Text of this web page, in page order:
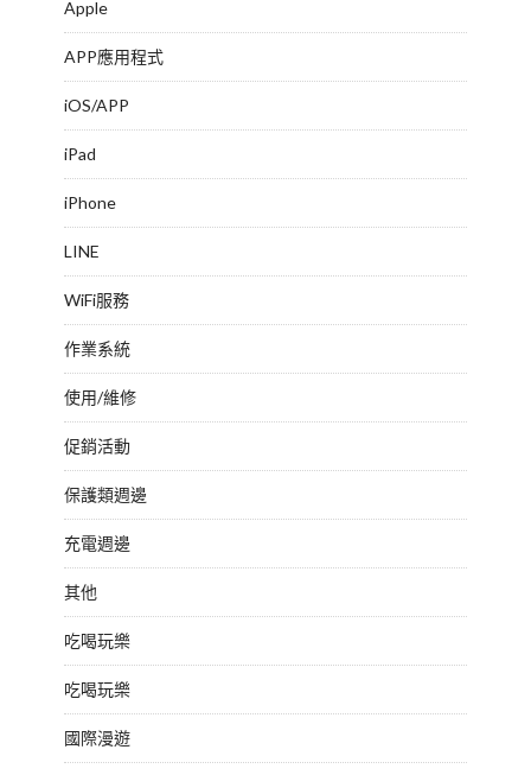
Apple
APP應用程式
iOS/APP
iPad
iPhone
LINE
WiFi服務
作業系統
使用/維修
促銷活動
保護類週邊
充電週邊
其他
吃喝玩樂
吃喝玩樂
國際漫遊